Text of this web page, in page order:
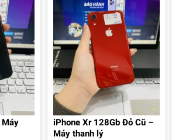
iPhone Xr 128Gb Đỏ Cũ –
Máy thanh lý